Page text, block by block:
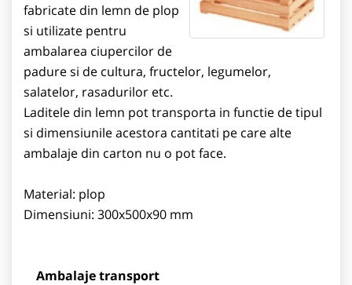
fabricate din lemn de plop
si utilizate pentru
ambalarea ciupercilor de
padure si de cultura, fructelor, legumelor,
salatelor, rasadurilor etc.
Laditele din lemn pot transporta in functie de tipul
si dimensiunile acestora cantitati pe care alte
ambalaje din carton nu o pot face.
Material: plop
Dimensiuni: 300x500x90 mm
Ambalaje transport